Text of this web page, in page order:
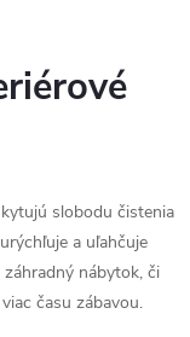
slobodu čistenia
urýchľuje a uľahčuje
nábytok, či
času zábavou.